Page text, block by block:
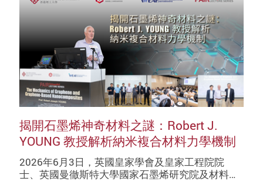
揭開石墨烯神奇材料之謎：Robert J.
YOUNG 教授解析納米複合材料力學機制
2026年6月3日，英國皇家學會及皇家工程院院
士、英國曼徹斯特大學國家石墨烯研究院及材料…